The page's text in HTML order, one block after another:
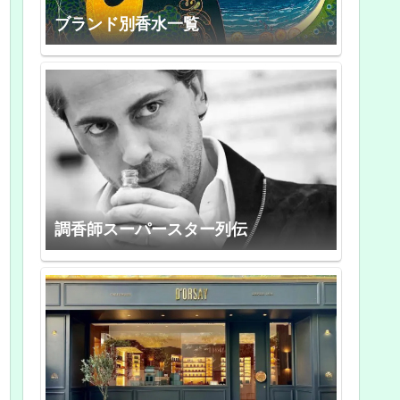
ブランド別香水一覧
調香師スーパースター列伝